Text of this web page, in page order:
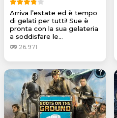
Arriva l’estate ed è tempo
di gelati per tutti! Sue è
pronta con la sua gelateria
a soddisfare le...
26.971